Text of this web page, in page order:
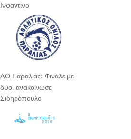
Ινφαντίνο
ΑΟ Παραλίας: Φινάλε με
δύο, ανακοίνωσε
Σιδηρόπουλο